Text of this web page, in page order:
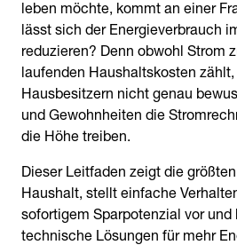
leben möchte, kommt an einer
lässt sich der Energieverbrauch
reduzieren? Denn obwohl Strom
laufenden Haushaltskosten
Hausbesitzern nicht genau
und Gewohnheiten die
die Höhe treiben.
Dieser Leitfaden zeigt die
Haushalt, stellt einfache
sofortigem Sparpotenzial vor
technische Lösungen für mehr